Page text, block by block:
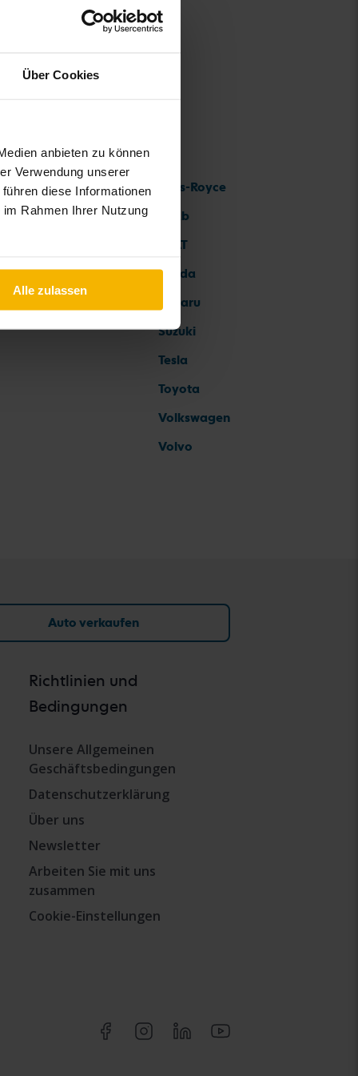
Über Cookies
anbieten zu können
Verwendung unserer
diese Informationen
Rahmen Ihrer Nutzung
Alle zulassen
Rolls-Royce
Saab
SEAT
Skoda
Subaru
Suzuki
Tesla
Toyota
Volkswagen
Volvo
Auto verkaufen
Richtlinien und
Bedingungen
Unsere Allgemeinen
Geschäftsbedingungen
Datenschutzerklärung
Über uns
Newsletter
Arbeiten Sie mit uns
zusammen
Cookie-Einstellungen